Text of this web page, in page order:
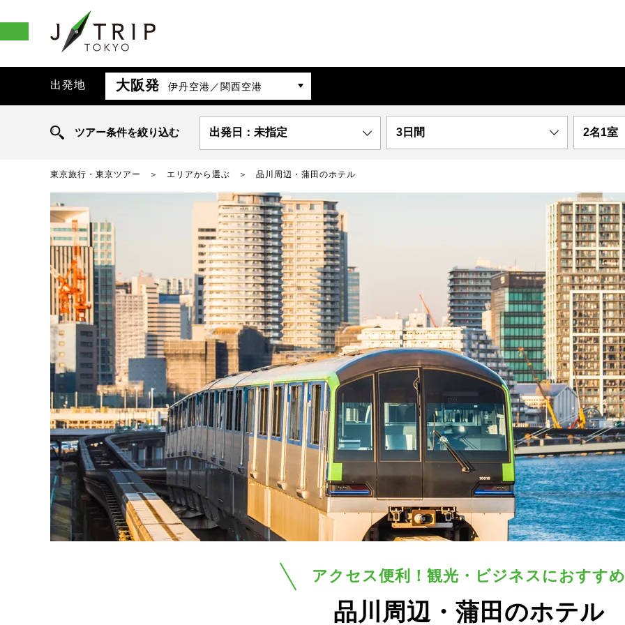
出発地 大阪発 伊丹空港／関西空港
ツアー条件を絞り込む 出発日：未指定 3日間 2名1室
東京旅行・東京ツアー エリアから選ぶ 品川周辺・蒲田のホテル
アクセス便利！観光・ビジネスにおすすめ
品川周辺・蒲田のホテル